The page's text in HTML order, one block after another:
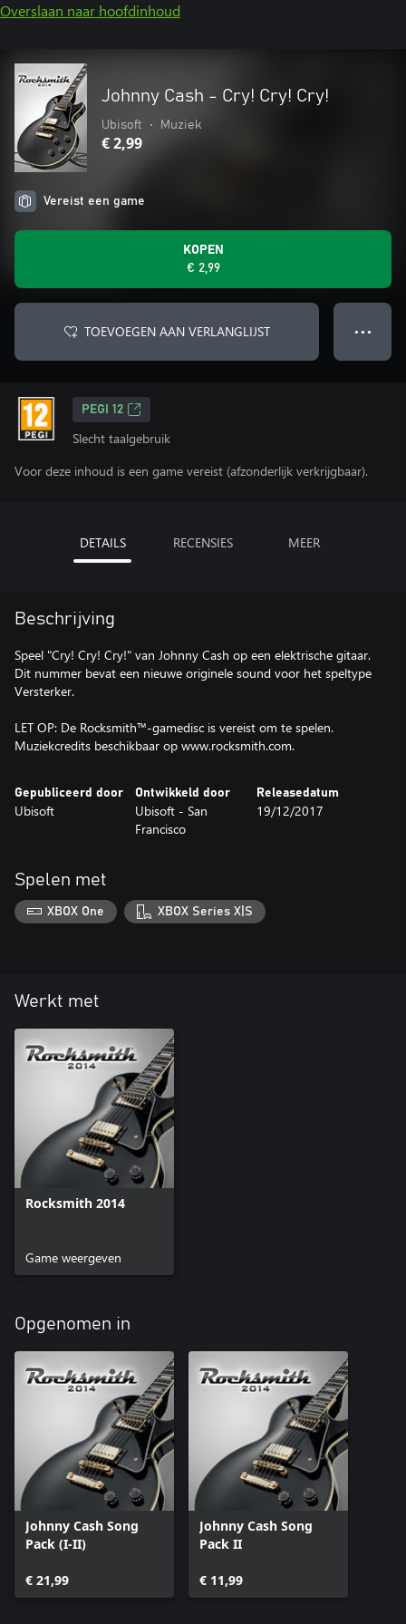
Overslaan naar hoofdinhoud
Johnny Cash - Cry! Cry! Cry!
Ubisoft • Muziek
€ 2,99
Vereist een game
KOPEN
€ 2,99
TOEVOEGEN AAN VERLANGLIJST ● ● ●
PEGI 12
Slecht taalgebruik
Voor deze inhoud is een game vereist (afzonderlijk verkrijgbaar).
DETAILS RECENSIES MEER
Beschrijving
Speel "Cry! Cry! Cry!" van Johnny Cash op een elektrische gitaar.
Dit nummer bevat een nieuwe originele sound voor het speltype
Versterker.
LET OP: De Rocksmith™-gamedisc is vereist om te spelen.
Muziekcredits beschikbaar op www.rocksmith.com.
Gepubliceerd door
Ubisoft
Ontwikkeld door
Ubisoft - San
Francisco
Releasedatum
19/12/2017
Spelen met
XBOX One XBOX Series X|S
Werkt met
Rocksmith 2014
Game weergeven
Opgenomen in
Johnny Cash Song
Pack (I-II)
€ 21,99
Johnny Cash Song
Pack II
€ 11,99